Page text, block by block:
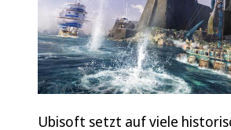
Ubisoft setzt auf viele